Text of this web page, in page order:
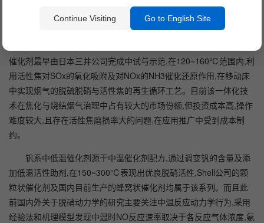
中低温烟气脱硝催化剂的应用技术提出了新的要求。
国内开展中低温烟气脱硝催化剂研究报道比较多,主要涵盖了锰
催化剂最早由日本三井公司完成中试与示范,在120~160℃范围内,利
用活性焦对SOx的氧化吸附及对NOx的NH3催化还原作用,在移动床
中实现烟气的脱硫脱硝与活性焦的再生循环工艺。目前该一体化技
术在焦化与烧结烟气治理中占有较大的市场份额,但投资成本高,操作
难度较大,且存在活性焦磨损率大的问题,在应用推广中受到成本制
约。
钒系中低温催化剂源于中温催化剂配方,通过调变钒的含量及添
加低温活性助剂,在150~300℃表现出优良脱硝活性,Shell公司的颗
粒状催化剂及国内目前生产的蜂窝状催化剂均属于该系列。而且此
前国内外关于脱硝动力学的研究主要关注中温反应动力学行为,采用
经验法和机理模型发现中温时NO反应速率取决于各反应气体浓度,氨
Continue Visiting Go to English Site